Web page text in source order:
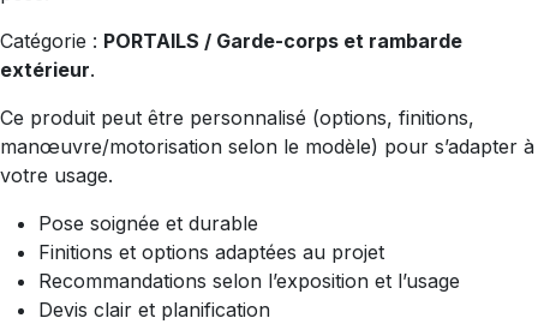
Catégorie : PORTAILS / Garde-corps et rambarde
extérieur.
Ce produit peut être personnalisé (options, finitions,
manœuvre/motorisation selon le modèle) pour s’adapter à
votre usage.
Pose soignée et durable
Finitions et options adaptées au projet
Recommandations selon l’exposition et l’usage
Devis clair et planification